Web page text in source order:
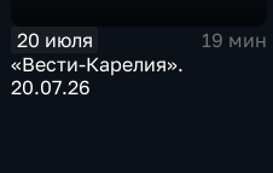
20 июля
19 мин
«Вести-Карелия».
20.07.26